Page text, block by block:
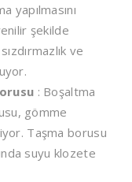
yapılmasını
şekilde
ve
: Boşaltma
gömme
Taşma borusu
suyu klozete